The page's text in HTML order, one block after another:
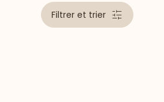
Filtrer et trier